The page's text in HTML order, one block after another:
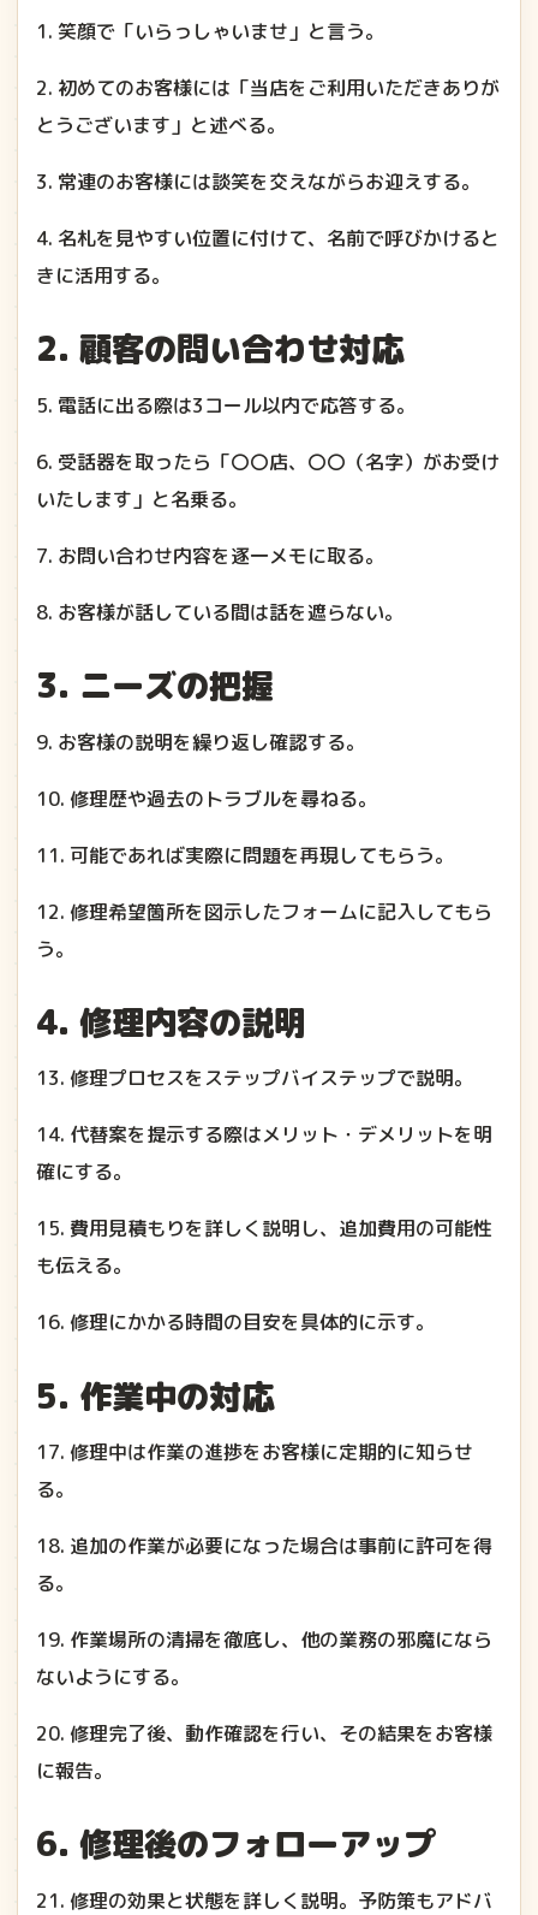
1. 笑顔で「いらっしゃいませ」と言う。
2. 初めてのお客様には「当店をご利用いただきありが
とうございます」と述べる。
3. 常連のお客様には談笑を交えながらお迎えする。
4. 名札を見やすい位置に付けて、名前で呼びかけると
きに活用する。
2. 顧客の問い合わせ対応
5. 電話に出る際は3コール以内で応答する。
6. 受話器を取ったら「〇〇店、〇〇（名字）がお受け
いたします」と名乗る。
7. お問い合わせ内容を逐一メモに取る。
8. お客様が話している間は話を遮らない。
3. ニーズの把握
9. お客様の説明を繰り返し確認する。
10. 修理歴や過去のトラブルを尋ねる。
11. 可能であれば実際に問題を再現してもらう。
12. 修理希望箇所を図示したフォームに記入してもら
う。
4. 修理内容の説明
13. 修理プロセスをステップバイステップで説明。
14. 代替案を提示する際はメリット・デメリットを明
確にする。
15. 費用見積もりを詳しく説明し、追加費用の可能性
も伝える。
16. 修理にかかる時間の目安を具体的に示す。
5. 作業中の対応
17. 修理中は作業の進捗をお客様に定期的に知らせ
る。
18. 追加の作業が必要になった場合は事前に許可を得
る。
19. 作業場所の清掃を徹底し、他の業務の邪魔になら
ないようにする。
20. 修理完了後、動作確認を行い、その結果をお客様
に報告。
6. 修理後のフォローアップ
21. 修理の効果と状態を詳しく説明。予防策もアドバ